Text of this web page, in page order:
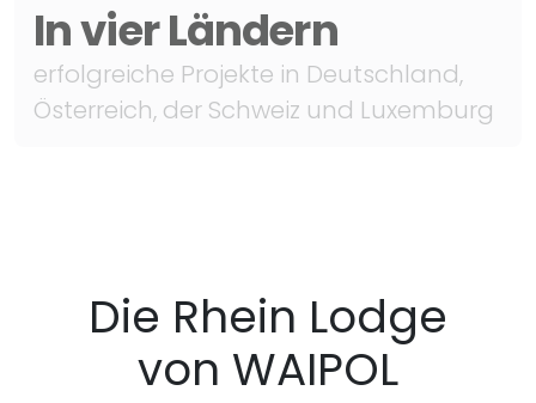
In vier Ländern
erfolgreiche Projekte in Deutschland,
Österreich, der Schweiz und Luxemburg
Die Rhein Lodge
von WAIPOL